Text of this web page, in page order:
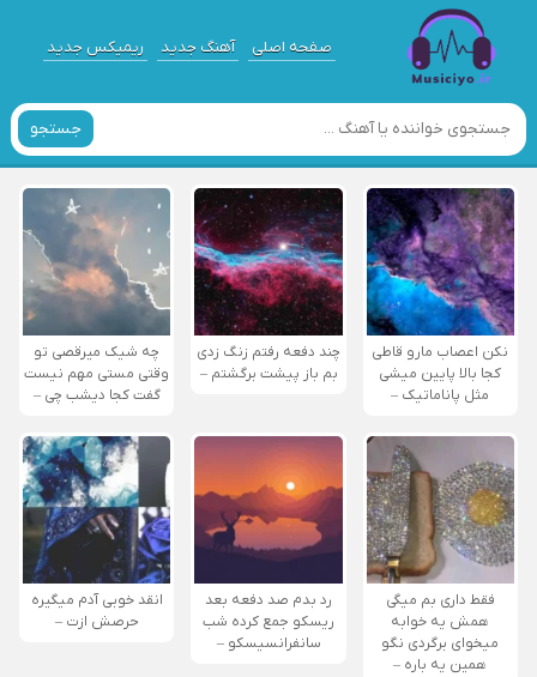
صفحه اصلی آهنگ جدید ریمیکس جدید
جستجو
نکن اعصاب مارو قاطی
کجا بالا پایین میشی
مثل پاناماتیک –
چند دفعه رفتم زنگ زدی
بم باز پیشت برگشتم –
چه شیک میرقصی تو
وقتی مستی مهم نیست
گفت کجا دیشب چی –
فقط داری بم میگی
همش یه خوابه
میخوای برگردی نگو
همین یه باره –
رد بدم صد دفعه بعد
ریسکو جمع کرده شب
سانفرانسیسکو –
انقد خوبی آدم میگیره
حرصش ازت –